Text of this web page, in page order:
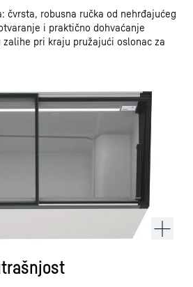
čvrsta, robusna ručka od nehrđajućeg
i praktično dohvaćanje
pri kraju pružajući oslonac za